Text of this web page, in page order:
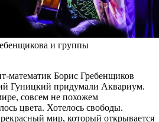
и группы
математик Борис Гребенщиков
Гуницкий придумали Аквариум.
совсем не похожем
цвета. Хотелось свободы.
мир, который открывается